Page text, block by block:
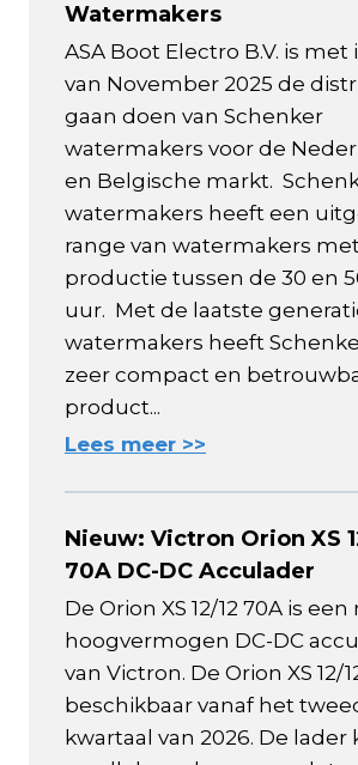
Watermakers
ASA Boot Electro B.V. is met
van November 2025 de
gaan doen van Schenker
watermakers voor de
en Belgische markt.
watermakers heeft een
range van watermakers
productie tussen de 30 en
uur. Met de laatste
watermakers heeft
zeer compact en
product...
Lees meer >>
Nieuw: Victron Orion XS
70A DC-DC Acculader
De Orion XS 12/12 70A is
hoogvermogen DC-DC
van Victron. De Orion XS 12/
beschikbaar vanaf het
kwartaal van 2026. De lader